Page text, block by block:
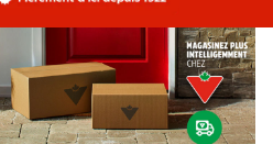
Fermeture
à
22:00
cliquer
pour
changer